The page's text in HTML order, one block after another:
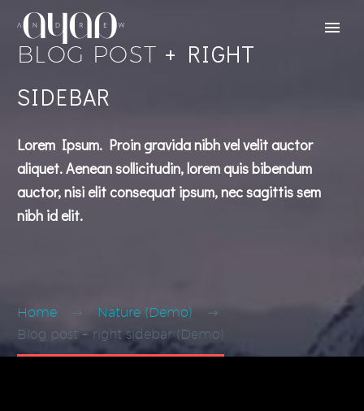
BLOG POST + RIGHT
SIDEBAR
Lorem Ipsum. Proin gravida nibh vel velit auctor
aliquet. Aenean sollicitudin, lorem quis bibendum
auctor, nisi elit consequat ipsum, nec sagittis sem
nibh id elit.
Home
Nature (Demo)
Blog post + right sidebar (Demo)